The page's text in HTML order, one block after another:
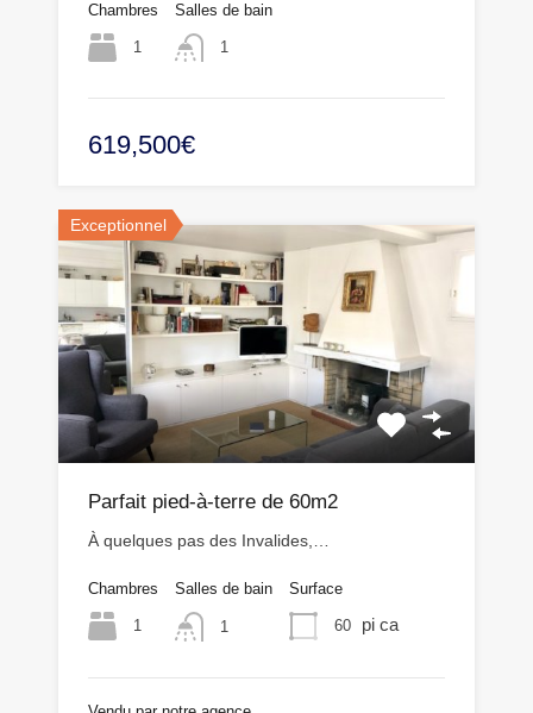
Chambres
1
Salles de bain
1
619,500€
Exceptionnel
Parfait pied-à-terre de 60m2
À quelques pas des Invalides,…
Chambres
1
Salles de bain
1
Surface
60 pi ca